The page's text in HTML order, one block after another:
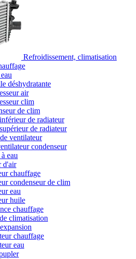
Refroidissement, climatisation
déshydratante
air
clim
de clim
de radiateur
de radiateur
ventilateur
condenseur
eau
d'air
chauffage
condenseur de clim
eau
huile
chauffage
climatisation
chauffage
eau